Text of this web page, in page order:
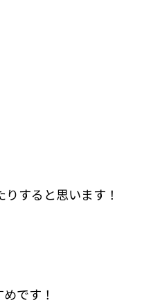
すると思います！
です！